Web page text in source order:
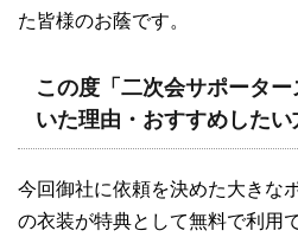
た皆様のお蔭です。
この度「二次会サポータ
いた理由・おすすめしたい
今回御社に依頼を決めた大きな
の衣装が特典として無料で利用